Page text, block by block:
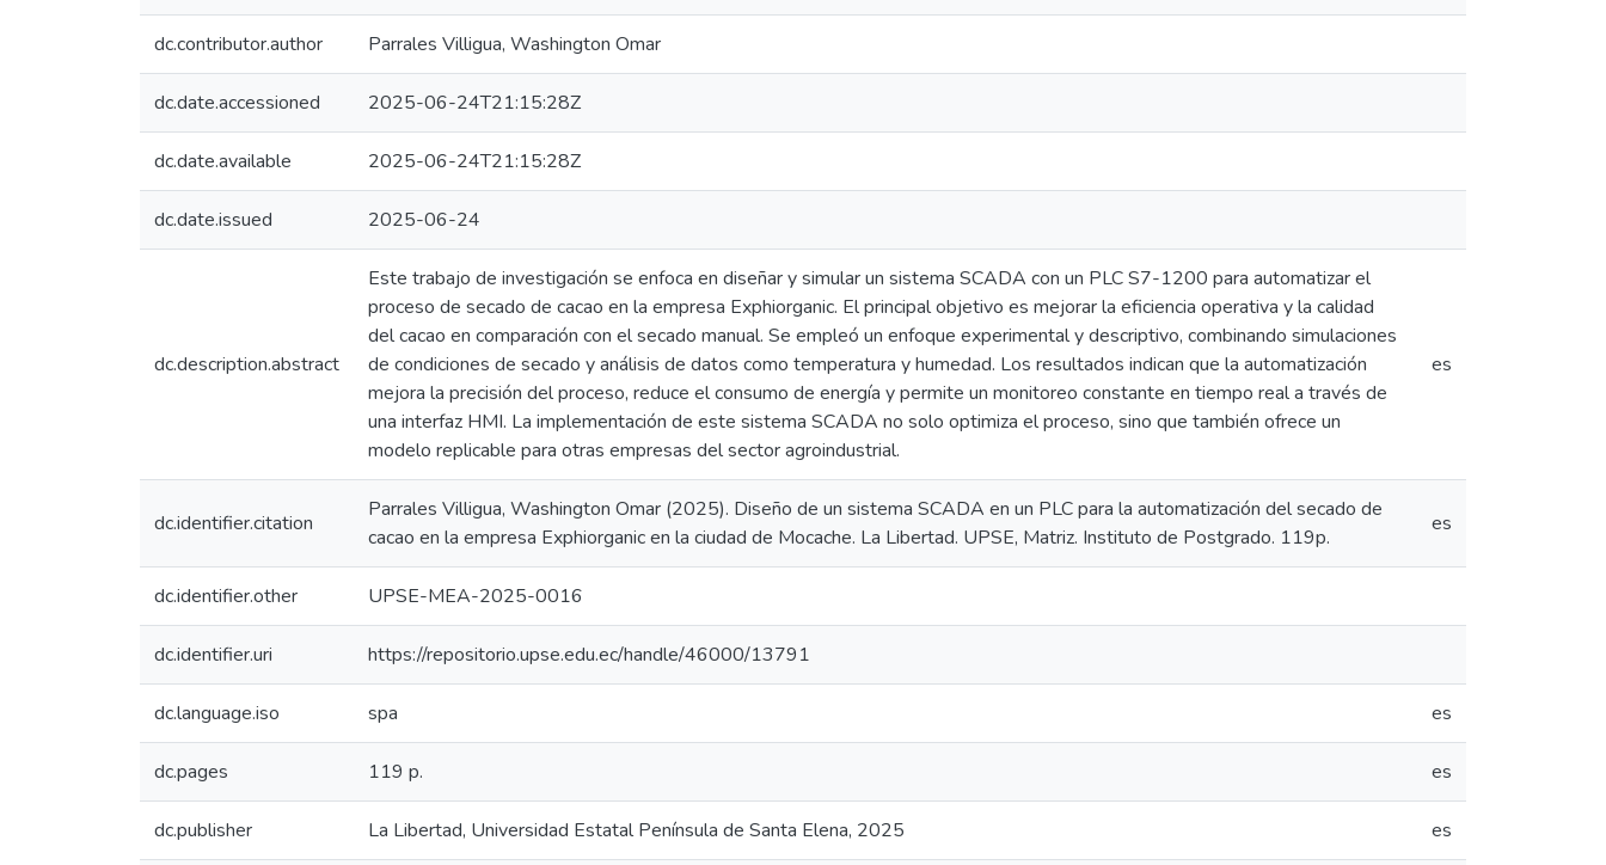
dc.contributor.author Parrales Villigua, Washington Omar
dc.date.accessioned 2025-06-24T21:15:28Z
dc.date.available 2025-06-24T21:15:28Z
dc.date.issued 2025-06-24
dc.description.abstract
Este trabajo de investigación se enfoca en diseñar y simular un sistema SCADA con un PLC S7-1200 para automatizar el
proceso de secado de cacao en la empresa Exphiorganic. El principal objetivo es mejorar la eficiencia operativa y la calidad
del cacao en comparación con el secado manual. Se empleó un enfoque experimental y descriptivo, combinando simulaciones
de condiciones de secado y análisis de datos como temperatura y humedad. Los resultados indican que la automatización
mejora la precisión del proceso, reduce el consumo de energía y permite un monitoreo constante en tiempo real a través de
una interfaz HMI. La implementación de este sistema SCADA no solo optimiza el proceso, sino que también ofrece un
modelo replicable para otras empresas del sector agroindustrial.
es
dc.identifier.citation
Parrales Villigua, Washington Omar (2025). Diseño de un sistema SCADA en un PLC para la automatización del secado de
cacao en la empresa Exphiorganic en la ciudad de Mocache. La Libertad. UPSE, Matriz. Instituto de Postgrado. 119p.
es
dc.identifier.other UPSE-MEA-2025-0016
dc.identifier.uri https://repositorio.upse.edu.ec/handle/46000/13791
dc.language.iso spa es
dc.pages 119 p. es
dc.publisher La Libertad, Universidad Estatal Península de Santa Elena, 2025 es